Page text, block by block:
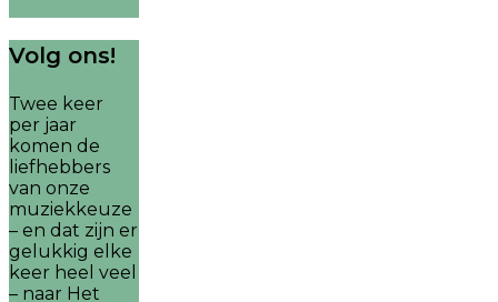
Volg ons!
Twee keer
per jaar
komen de
liefhebbers
van onze
muziekkeuze
– en dat zijn er
gelukkig elke
keer heel veel
– naar Het